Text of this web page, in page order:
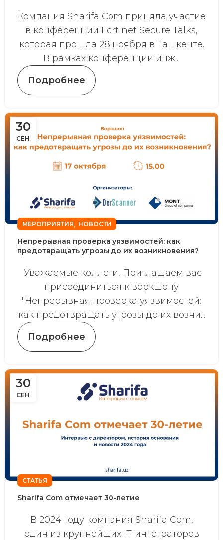
Компания Sharifa Com приняла участие
в конференции Fortinet Secure Talks,
которая прошла 28 ноября в Ташкенте.
В рамках конференции инж...
Подробнее
30
СЕН
МЕРОПРИЯТИЯ, НОВОСТИ
Непрерывная проверка уязвимостей: как
предотвращать угрозы до их возникновения?
Уважаемые коллеги, Приглашаем вас
присоединиться к воркшопу
"Непрерывная проверка уязвимостей:
как предотвращать угрозы до их возни...
Подробнее
30
СЕН
СТАТЬЯ
Sharifa Com отмечает 30-летие
В 2024 году компания Sharifa Com,
один из крупнейших IT-интеграторов